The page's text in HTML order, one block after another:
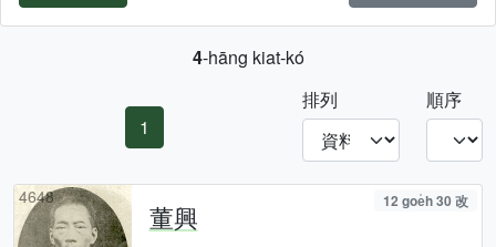
4-hāng kiat-kó
1
排列 順序
4648
董興 12 goe̍h 30 改